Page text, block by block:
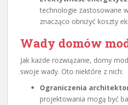
technologie zastosowane
znacząco obniżyć koszty
Wady domów
Jak każde rozwiązanie, domy
swoje wady. Oto niektóre z nich:
Ograniczenia
projektowania mogą być